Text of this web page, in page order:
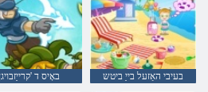
באָיס ד בעיבי האַזעל בייַ ביטש